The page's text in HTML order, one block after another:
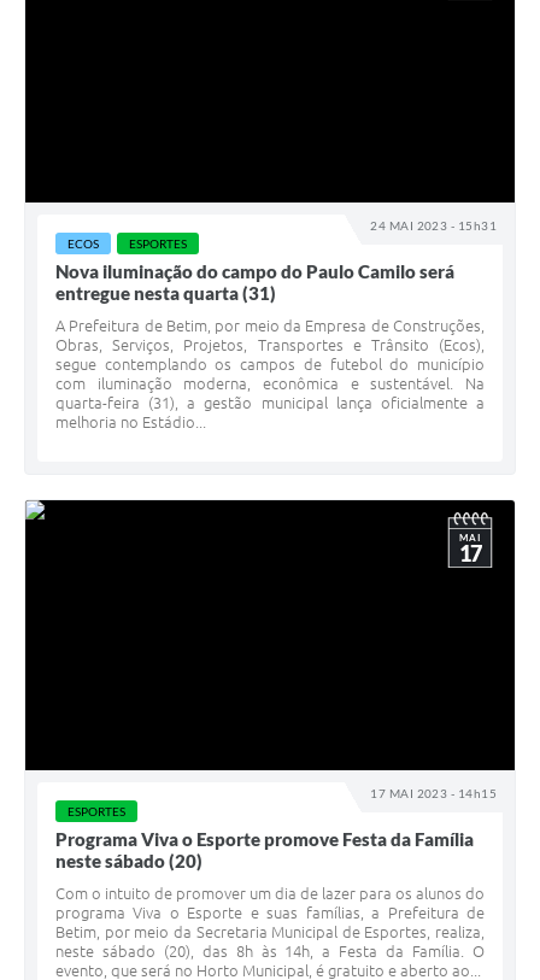
24 MAI 2023 - 15h31
ECOS ESPORTES
Nova iluminação do campo do Paulo Camilo será
entregue nesta quarta (31)
A Prefeitura de Betim, por meio da Empresa de Construções,
Obras, Serviços, Projetos, Transportes e Trânsito (Ecos),
segue contemplando os campos de futebol do município
com iluminação moderna, econômica e sustentável. Na
quarta-feira (31), a gestão municipal lança oficialmente a
melhoria no Estádio...
17 MAI 2023 - 14h15
MAI
17
ESPORTES
Programa Viva o Esporte promove Festa da Família
neste sábado (20)
Com o intuito de promover um dia de lazer para os alunos do
programa Viva o Esporte e suas famílias, a Prefeitura de
Betim, por meio da Secretaria Municipal de Esportes, realiza,
neste sábado (20), das 8h às 14h, a Festa da Família. O
evento, que será no Horto Municipal, é gratuito e aberto ao...